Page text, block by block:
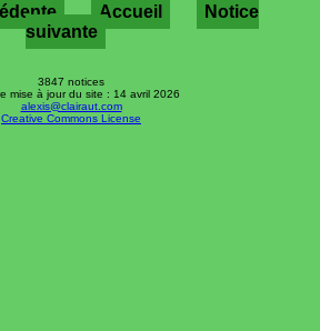
Accueil
Notice
suivante
3847 notices
mise à jour du site : 14 avril 2026
alexis@clairaut.com
Creative Commons License